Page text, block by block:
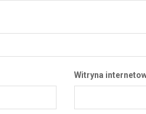
Witryna